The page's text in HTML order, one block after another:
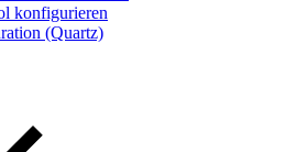
konfigurieren
(Quartz)